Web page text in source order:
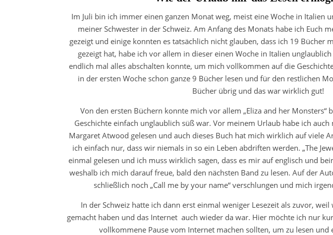
Im Juli bin ich immer einen ganzen Monat weg, meist eine Woche in Italien
meiner Schwester in der Schweiz. Am Anfang des Monats habe ich Euch
gezeigt und einige konnten es tatsächlich nicht glauben, dass ich 19 Bücher
gezeigt hat, habe ich vor allem in dieser einen Woche in Italien
endlich mal alles abschalten konnte, um mich vollkommen auf die
in der ersten Woche schon ganze 9 Bücher lesen und für den restlichen
Bücher übrig und das war wirklich gut!
Von den ersten Büchern konnte mich vor allem „Eliza and her Monsters“
Geschichte einfach unglaublich süß war. Vor meinem Urlaub habe ich auch
Margaret Atwood gelesen und auch dieses Buch hat mich wirklich auf viele
ich einfach nur, dass wir niemals in so ein Leben abdriften werden. „The
einmal gelesen und ich muss wirklich sagen, dass es mir auf englisch und
weshalb ich mich darauf freue, bald den nächsten Band zu lesen. Auf der
schließlich noch „Call me by your name“ verschlungen und mich
In der Schweiz hatte ich dann erst einmal weniger Lesezeit als zuvor,
gemacht haben und das Internet auch wieder da war. Hier möchte ich nur
vollkommene Pause vom Internet machen sollten, um zu lesen und